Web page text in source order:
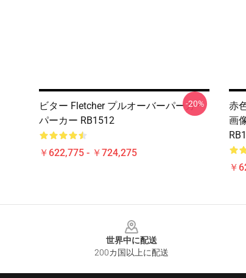
ビター Fletcher プルオーバーパーカー
パーカー RB1512
￥622,775 - ￥724,275
-20%
赤
画
￥
世界中に配送
200カ国以上に配送